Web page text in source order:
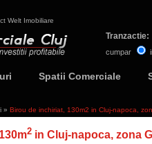
Welt Imobiliare
Tranzactie:
cumpar
Spatii Comerciale
» Birou de inchiriat, 130m2 in Cluj-napoca,
2 in Cluj-napoca, zona